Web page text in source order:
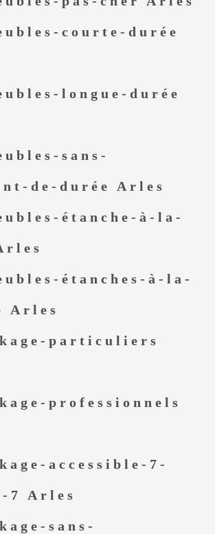
courte-durée
longue-durée
sans-
de-durée Arles
étanche-à-la-
étanches-à-la-
Arles
particuliers
professionnels
accessible-7-
7 Arles
sans-